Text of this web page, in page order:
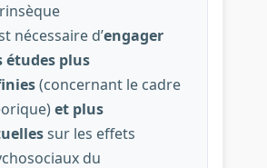
nécessaire d’engager
études plus
(concernant le cadre
et plus
sur les effets
du